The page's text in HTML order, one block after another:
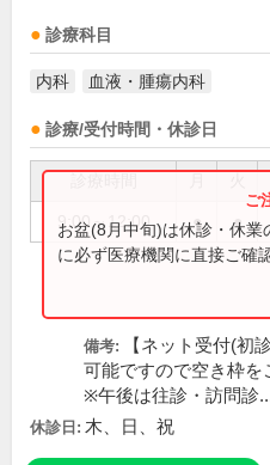
診療科目
内科 血液・腫瘍内科
診療/受付時間・休診日
9:00～12:00 ● ●
お盆(8月中旬)は休診・休
に必ず医療機関に直接ご確
備考:
【ネット受付(初
可能ですので空き枠を
※午後は往診・訪問診
休診日: 木、日、祝